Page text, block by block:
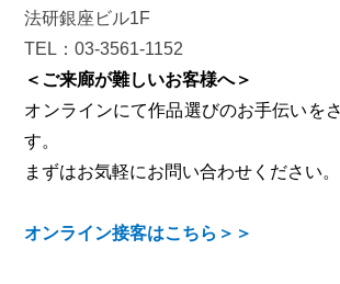
法研銀座ビル1F
TEL：03-3561-1152
＜ご来廊が難しいお客様へ＞
オンラインにて作品選びのお手伝いを
す。
まずはお気軽にお問い合わせください。
オンライン接客はこちら＞＞